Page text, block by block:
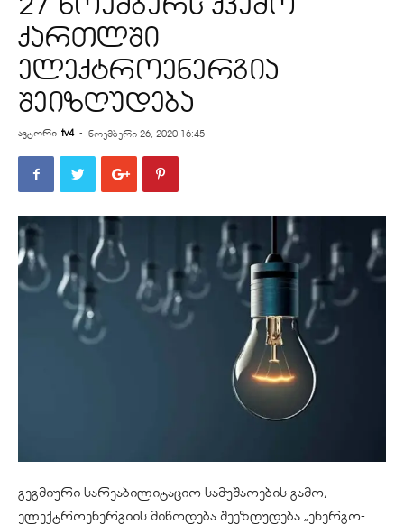
ქართლში
ელექტროენერგია
შეიზღუდება
ავტორი tv4 - ნოემბერი 26, 2020 16:45
გეგმიური სარეაბილიტაციო სამუშაოების გამო,
ელექტროენერგიის მიწოდება შეეზღუდება „ენერგო-